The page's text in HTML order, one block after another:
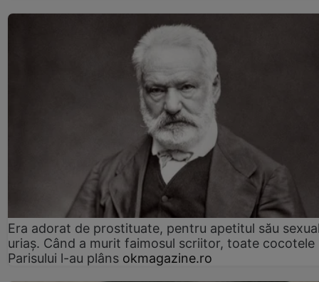
Era adorat de prostituate, pentru apetitul său
uriaș. Când a murit faimosul scriitor, toate cocotele
Parisului l-au plâns okmagazine.ro